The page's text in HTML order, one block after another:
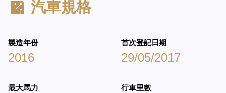
汽車規格
製造年份
2016
首次登記日期
29/05/2017
最大馬力 行車里數